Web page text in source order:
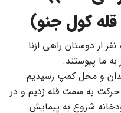
کول جنو)
ظهر چهارشنبه ۲۵ تیر ماه به همراه ۸ نفر از دوستان راهی ازنا
ما پیوستند.
ساعت ۴ استارت حرکت به سمت قله زدیم.و در
شروع به پیمایش